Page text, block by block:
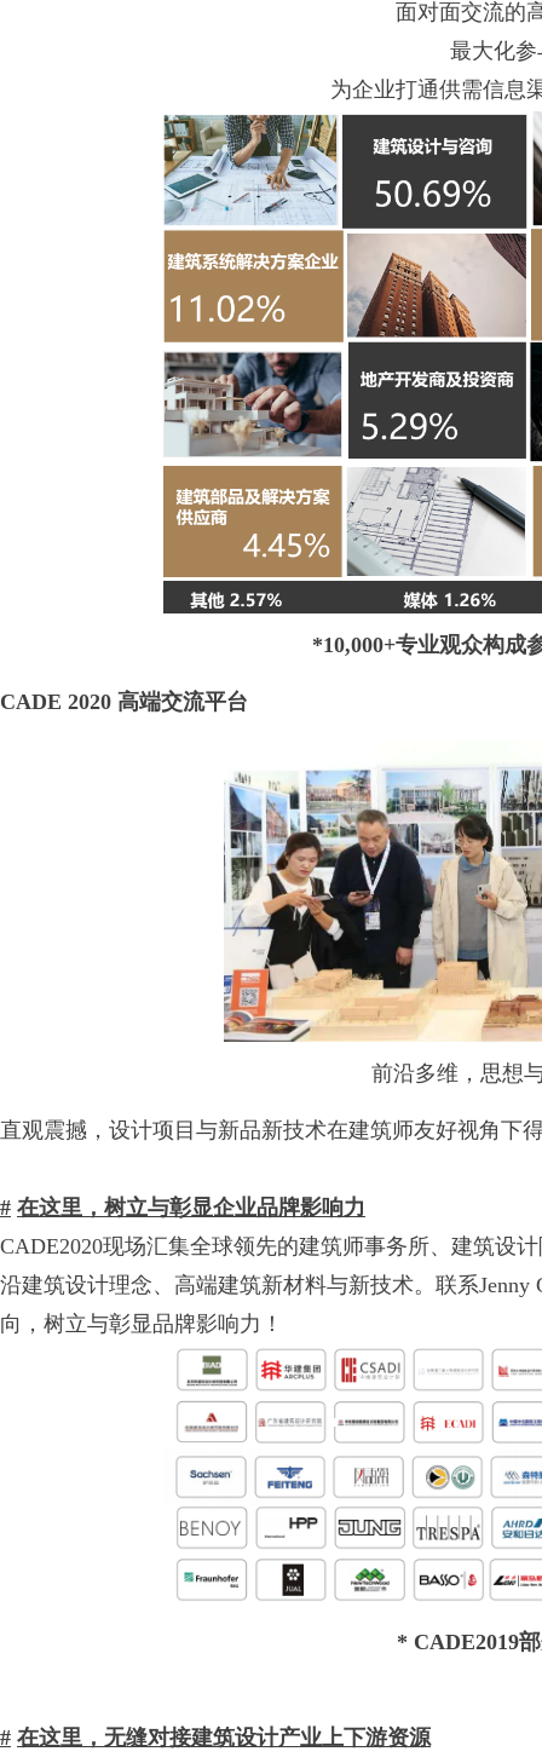
面对面交流的
最大化
为企业打通供需信息
*10,000+专业观众构成
CADE 2020 高端交流平台
前沿多维，思想
直观震撼，设计项目与新品新技术在建筑师友好视角下
# 在这里，树立与彰显企业品牌影响力
CADE2020现场汇集全球领先的建筑师事务所、建筑设
沿建筑设计理念、高端建筑新材料与新技术。联系
向，树立与彰显品牌影响力！
* CADE2019
# 在这里，无缝对接建筑设计产业上下游资源